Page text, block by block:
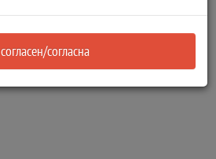
Я согласен/согласна